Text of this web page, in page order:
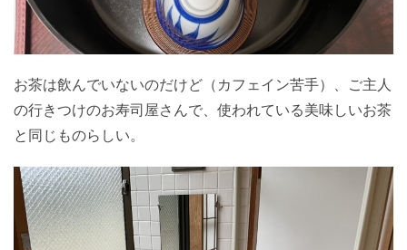
お茶は飲んでいないのだけど（カフェイン苦手）、ご主人
の行きつけのお寿司屋さんで、使われている美味しいお茶
と同じものらしい。